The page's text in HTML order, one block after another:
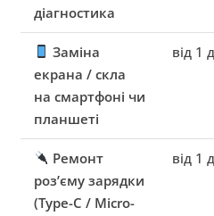
діагностика
Заміна
екрана / скла
на смартфоні чи
планшеті
від 1
Ремонт
роз’єму зарядки
(Type-C / Micro-
від 1